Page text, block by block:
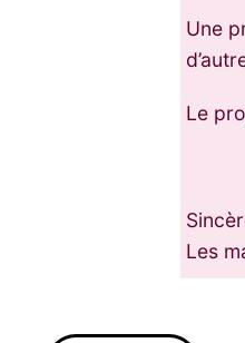
Une
Le
Les